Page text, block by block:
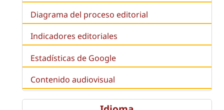
Diagrama del proceso editorial
Indicadores editoriales
Estadísticas de Google
Contenido audiovisual